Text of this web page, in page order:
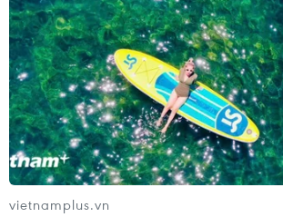
trang web cá cược trực tuyến
07/08/2026 11:39
Indonesia nỗ lực khống chế cháy
rừng tại Vườn Quốc gia Núi Bromo
07/08/2026 10:56
vietnamplus.vn